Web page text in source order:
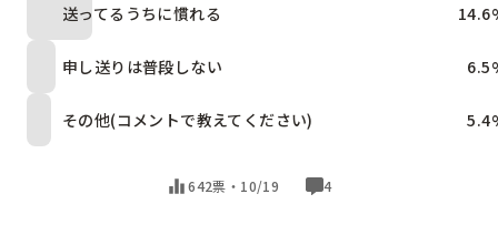
送ってるうちに慣れる 14.6
申し送りは普段しない 6.5
その他(コメントで教えてください) 5.4
642票・ 10/19 4